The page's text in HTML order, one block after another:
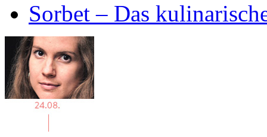
Sorbet – Das